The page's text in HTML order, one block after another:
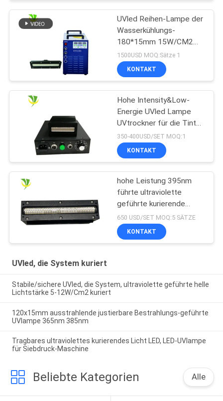
UVled Reihen-Lampe der
Wasserkühlungs-
180*15mm 15W/CM2
395nm
1500USD MOQ:Sätze 1
KONTAKT
Hohe Intensity&Low-
Energie UVled Lampe
UVtrockner für die Tinte
kurierend kuriert
350-400USD/SET MOQ:1
KONTAKT
hohe Leistung 395nm
führte ultraviolette
geführte kurierende
Lampe für
Flachbettuvdrucker
650 USD/SET MOQ:5 SÄTZE
KONTAKT
UVled, die System kuriert
Stabile/sichere UVled, die System, ultraviolette geführte helle
Lichtstärke 5-12W/Cm2 kuriert
120x15mm ausstrahlende justierbare Bestrahlungs-geführte
UVlampe 365nm 385nm
Tragbares ultraviolettes kurierendes Licht LED, LED-UVlampe
für Siebdruck-Maschine
Beliebte Kategorien Alle